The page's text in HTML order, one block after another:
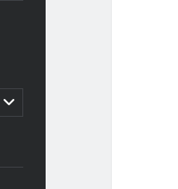
открыть
дочернее